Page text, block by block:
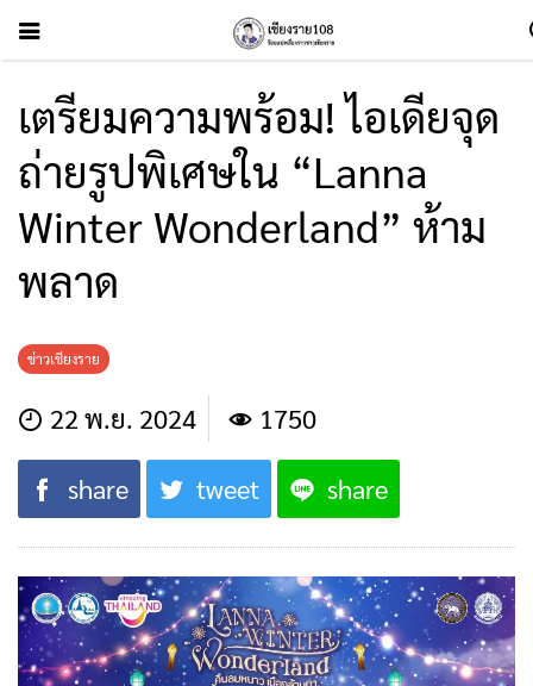
เตรียมความพร้อม! ไอเดียจุด
ถ่ายรูปพิเศษใน “Lanna
Winter Wonderland” ห้าม
พลาด
ข่าวเชียงราย
22 พ.ย. 2024 1750
share tweet share